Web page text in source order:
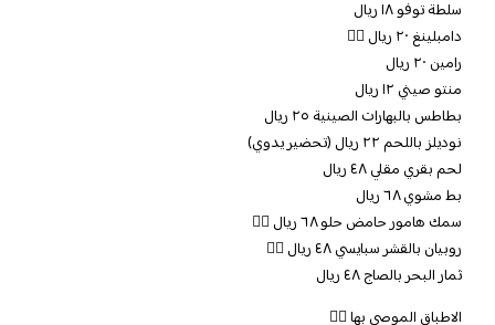
سلطة توفو ١٨ ريال
دامبلينغ ٢٠ ريال 👍🏼
رامين ٢٠ ريال
منتو صيني ١٢ ريال
بطاطس بالبهارات الصينية ٢٥ ريال
نوديلز باللحم ٢٢ ريال (تحضير يدوي)
لحم بقري مقلي ٤٨ ريال
بط مشوي ٦٨ ريال
سمك هامور حامض حلو ٦٨ ريال 👍🏼
روبيان بالقشر سبايسي ٤٨ ريال 👍🏼
ثمار البحر بالصاج ٤٨ ريال
الاطباق الموصى بها 👍🏼